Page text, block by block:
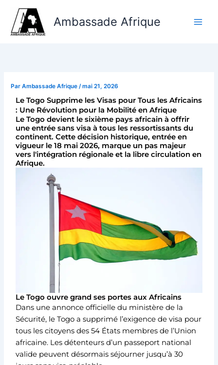
contenu
Ambassade Afrique
ParAmbassade Afrique/mai 21, 2026
Le Togo Supprime les Visas pour Tous les Africains
: Une Révolution pour la Mobilité en Afrique
Le Togo devient le sixième pays africain à offrir
une entrée sans visa à tous les ressortissants du
continent. Cette décision historique, entrée en
vigueur le 18 mai 2026, marque un pas majeur
vers l'intégration régionale et la libre circulation en
Afrique.
Le Togo ouvre grand ses portes aux Africains
Dans une annonce officielle du ministère de la
Sécurité, le Togo a supprimé l’exigence de visa pour
tous les citoyens des 54 États membres de l’Union
africaine. Les détenteurs d’un passeport national
valide peuvent désormais séjourner jusqu’à 30